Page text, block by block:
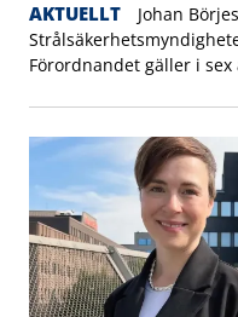
AKTUELLT
Johan
Förordnandet gäller i sex